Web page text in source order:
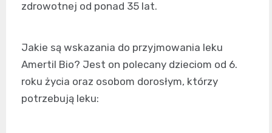
zdrowotnej od ponad 35 lat.
Jakie są wskazania do przyjmowania leku
Amertil Bio? Jest on polecany dzieciom od 6.
roku życia oraz osobom dorosłym, którzy
potrzebują leku: